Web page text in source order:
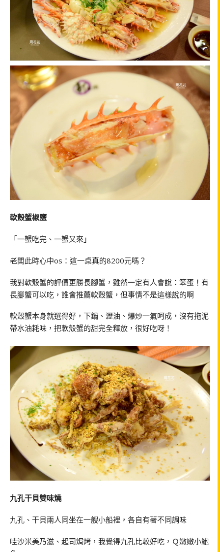
軟殼蟹椒鹽
「一蟹吃完、一蟹又來」
老闆此時心中os：這一桌真的8200元嗎？
我對軟殼蟹的評價更勝長腳蟹，雖然一定有人會說：笨蛋！有
長腳蟹可以吃，誰會推薦軟殼蟹，但事情不是這樣說的啊
軟殼蟹本身就選得好，下鍋、瀝油、爆炒一氣呵成，沒有拖泥
帶水油耗味，把軟殼蟹的甜完全釋放，很好吃呀！
九孔干貝雙味燒
九孔、干貝兩人同坐在一艘小船裡，各自有著不同調味
哇沙米美乃滋、起司焗烤，我覺得九孔比較好吃，Ｑ嫩嫩小鮑